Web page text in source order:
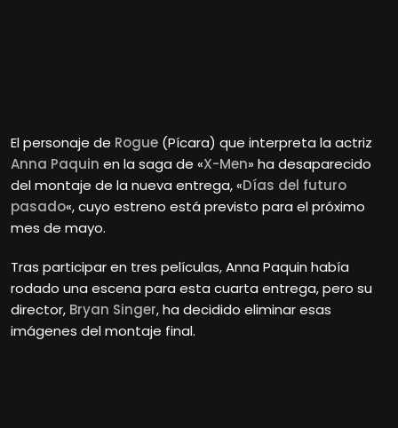
El personaje de Rogue (Pícara) que interpreta la actriz
Anna Paquin en la saga de «X-Men» ha desaparecido
del montaje de la nueva entrega, «Días del futuro
pasado«, cuyo estreno está previsto para el próximo
mes de mayo.
Tras participar en tres películas, Anna Paquin había
rodado una escena para esta cuarta entrega, pero su
director, Bryan Singer, ha decidido eliminar esas
imágenes del montaje final.